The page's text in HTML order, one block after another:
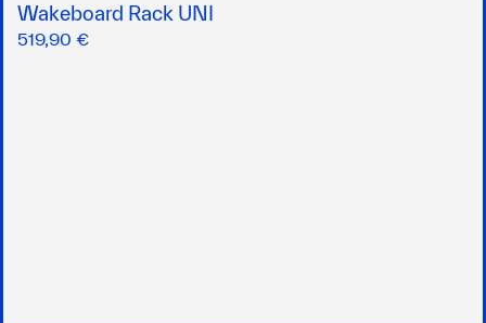
Wakeboard Rack UNI
519,90 €